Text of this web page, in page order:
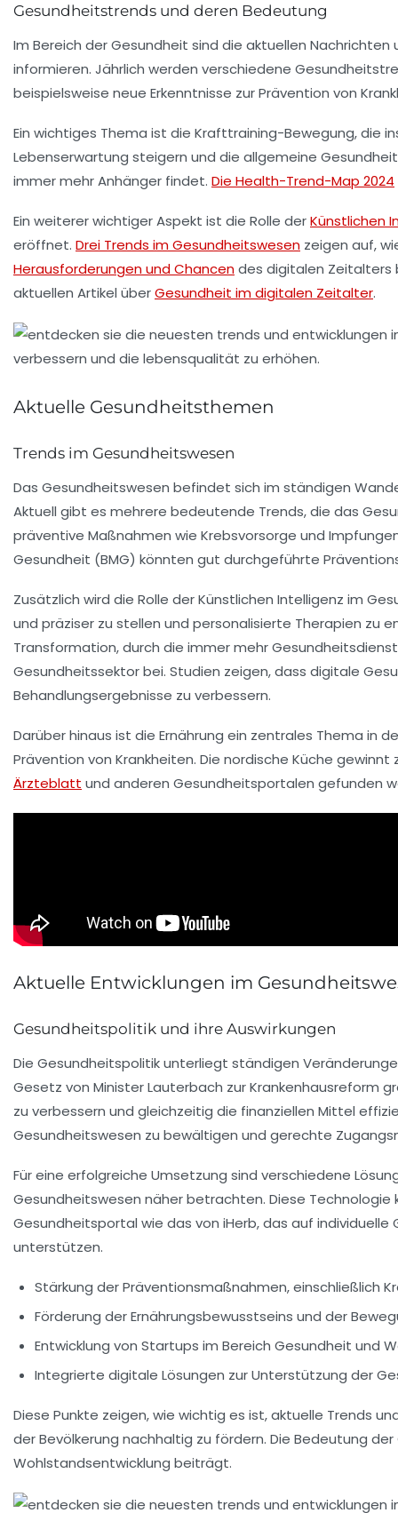
Gesundheitstrends und deren Bedeutung
Im Bereich derGesundheit sind die aktuellen
informieren. Jährlich werden verschiedene
beispielsweise neue Erkenntnisse zur Prävention von
Ein wichtiges Thema ist die Krafttraining-Bewegung, die
Lebenserwartung steigern und die allgemeine
immer mehr Anhänger findet. Die Health-Trend-Map 2024
Ein weiterer wichtiger Aspekt ist die Rolle derKünstlichen
eröffnet. Drei Trends im Gesundheitswesen zeigen auf,
Herausforderungen und Chancendes digitalen
aktuellen Artikel überGesundheit im digitalen Zeitalter.
Aktuelle Gesundheitsthemen
Trends im Gesundheitswesen
Das Gesundheitswesen befindet sich im ständigen
Aktuell gibt es mehrere bedeutende Trends, die das
präventive Maßnahmen wie Krebsvorsorge und
Gesundheit (BMG) könnten gut durchgeführte
Zusätzlich wird die Rolle derKünstlichen Intelligenz im
und präziser zu stellen und personalisierte Therapien zu
Transformation, durch die immer mehr
Gesundheitssektor bei. Studien zeigen, dass digitale
Behandlungsergebnisse zu verbessern.
Darüber hinaus ist die Ernährung ein zentrales Thema in
Prävention von Krankheiten. Die nordische Küche gewinnt
Ärzteblatt und anderen Gesundheitsportalen gefunden
Aktuelle Entwicklungen im
Gesundheitspolitik und ihre Auswirkungen
Die Gesundheitspolitikunterliegt ständigen
Gesetz von Minister Lauterbach zurKrankenhausreform
zu verbessern und gleichzeitig die finanziellen Mittel
Gesundheitswesen zu bewältigen und gerechte
Für eine erfolgreiche Umsetzung sind verschiedene
Gesundheitswesen näher betrachten. Diese
Gesundheitsportal wie das von iHerb, das auf
unterstützen.
Stärkung der Präventionsmaßnahmen, einschließlich
Förderung derErnährungsbewusstseins und der
Entwicklung von Startups im Bereich Gesundheit und
Integrierte digitale Lösungen zur Unterstützung der
Diese Punkte zeigen, wie wichtig es ist, aktuelle Trends
der Bevölkerung nachhaltig zu fördern. Die Bedeutung der
Wohlstandsentwicklung beiträgt.